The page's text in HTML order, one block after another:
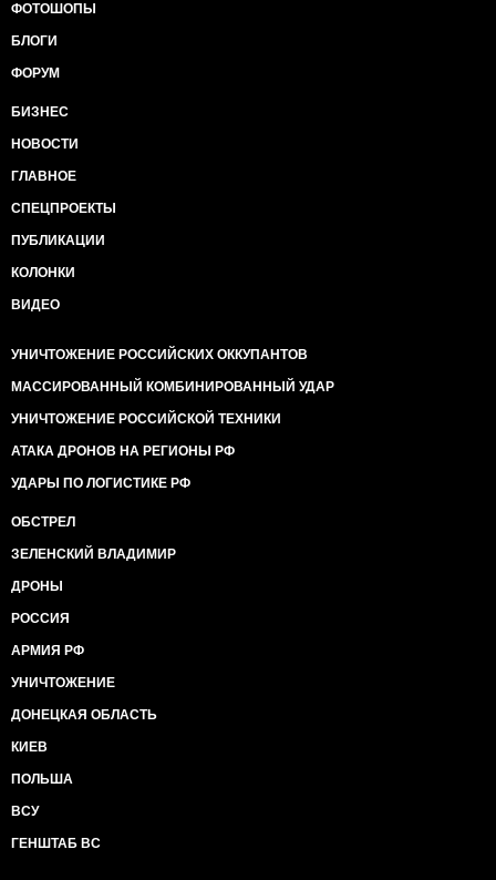
ФОТОШОПЫ
БЛОГИ
ФОРУМ
БИЗНЕС
НОВОСТИ
ГЛАВНОЕ
СПЕЦПРОЕКТЫ
ПУБЛИКАЦИИ
КОЛОНКИ
ВИДЕО
УНИЧТОЖЕНИЕ РОССИЙСКИХ ОККУПАНТОВ
МАССИРОВАННЫЙ КОМБИНИРОВАННЫЙ УДАР
УНИЧТОЖЕНИЕ РОССИЙСКОЙ ТЕХНИКИ
АТАКА ДРОНОВ НА РЕГИОНЫ РФ
УДАРЫ ПО ЛОГИСТИКЕ РФ
ОБСТРЕЛ
ЗЕЛЕНСКИЙ ВЛАДИМИР
ДРОНЫ
РОССИЯ
АРМИЯ РФ
УНИЧТОЖЕНИЕ
ДОНЕЦКАЯ ОБЛАСТЬ
КИЕВ
ПОЛЬША
ВСУ
ГЕНШТАБ ВС